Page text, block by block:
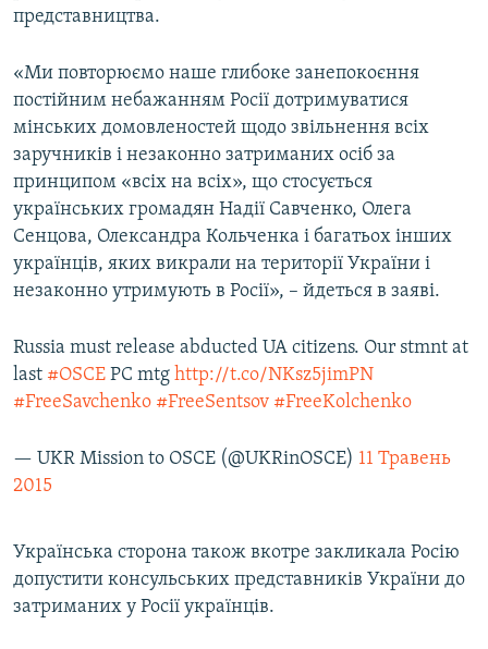
представництва.
«Ми повторюємо наше глибоке занепокоєння
постійним небажанням Росії дотримуватися
мінських домовленостей щодо звільнення всіх
заручників і незаконно затриманих осіб за
принципом «всіх на всіх», що стосується
українських громадян Надії Савченко, Олега
Сенцова, Олександра Кольченка і багатьох інших
українців, яких викрали на території України і
незаконно утримують в Росії», – йдеться в заяві.
Russia must release abducted UA citizens. Our stmnt at
last #OSCE PC mtg http://t.co/NKsz5jimPN
#FreeSavchenko #FreeSentsov #FreeKolchenko
— UKR Mission to OSCE (@UKRinOSCE) 11 Травень
2015
Українська сторона також вкотре закликала Росію
допустити консульських представників України до
затриманих у Росії українців.